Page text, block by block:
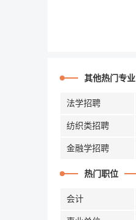
其他热门专业
法学招聘
纺织类招聘
金融学招聘
热门职位
会计